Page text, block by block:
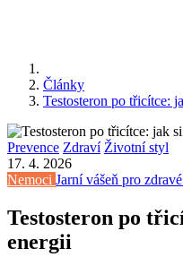
Články
Testosteron po třicítce:
Prevence Zdraví Životní styl
17. 4. 2026
Nemoci Jarní vášeň pro
Testosteron po
energii